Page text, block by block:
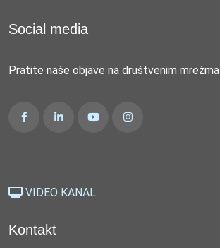
Social media
Pratite naše objave na društvenim mrežma
VIDEO KANAL
Kontakt